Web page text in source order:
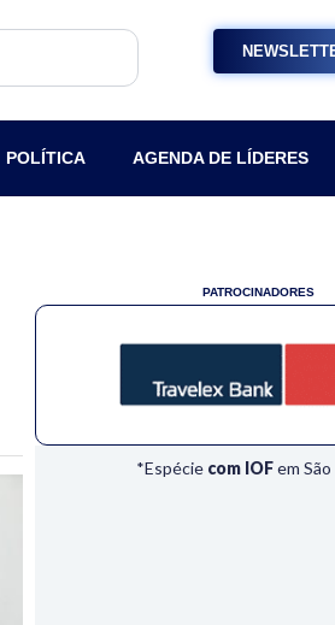
POLÍTICA AGENDA DE LÍDERES
PATROCINADORES